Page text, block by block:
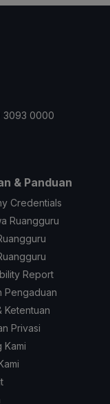
3093 0000
& Panduan
Credentials
Ruangguru
Report
Pengaduan
Ketentuan
Privasi
Kami